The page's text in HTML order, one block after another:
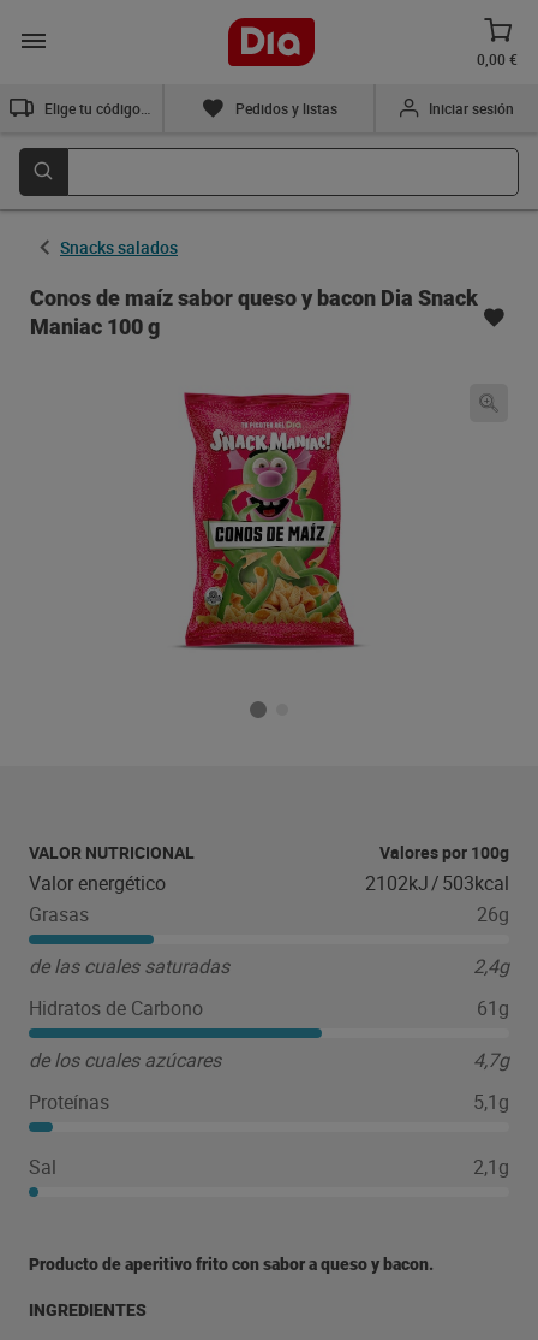
0,00 €
Pedidos y listas Iniciar sesión
Snacks salados
Conos de maíz sabor queso y bacon Dia Snack
Maniac 100 g
VALOR NUTRICIONAL Valores por 100g
Valor energético 2102kJ/503kcal
Grasas
26g
de las cuales saturadas
2,4g
Hidratos de Carbono
61g
de los cuales azúcares
4,7g
Proteínas
5,1g
Sal 2,1g
Producto de aperitivo frito con sabor a queso y bacon.
INGREDIENTES